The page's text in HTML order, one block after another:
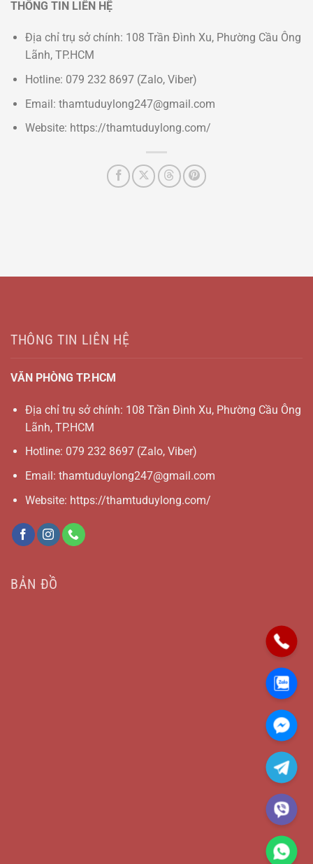
THÔNG TIN LIÊN HỆ
Địa chỉ trụ sở chính: 108 Trần Đình Xu, Phường Cầu Ông
Lãnh, TP.HCM
Hotline: 079 232 8697 (Zalo, Viber)
Email: thamtuduylong247@gmail.com
Website: https://thamtuduylong.com/
THÔNG TIN LIÊN HỆ
VĂN PHÒNG TP.HCM
Địa chỉ trụ sở chính: 108 Trần Đình Xu, Phường Cầu Ông
Lãnh, TP.HCM
Hotline: 079 232 8697(Zalo, Viber)
Email: thamtuduylong247@gmail.com
Website: https://thamtuduylong.com/
BẢN ĐỒ